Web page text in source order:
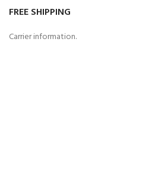
FREE SHIPPING
Carrier information.